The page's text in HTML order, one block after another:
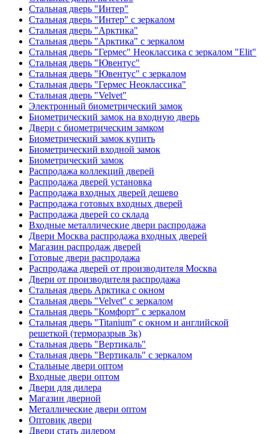
Стальная дверь "Интер"
Стальная дверь "Интер" с зеркалом
Стальная дверь "Арктика"
Стальная дверь "Арктика" с зеркалом
Стальная дверь "Гермес" Неоклассика с зеркалом "Elit"
Стальная дверь "Ювентус"
Стальная дверь "Ювентус" с зеркалом
Стальная дверь "Гермес Неоклассика"
Стальная дверь "Velvet"
Электронный биометрический замок
Биометрический замок на входную дверь
Двери с биометрическим замком
Биометрический замок купить
Биометрический входной замок
Биометрический замок
Распродажа коллекций дверей
Распродажа дверей установка
Распродажа входных дверей дешево
Распродажа готовых входных дверей
Распродажа дверей со склада
Входные металлические двери распродажа
Двери Москва распродажа входных дверей
Магазин распродаж дверей
Готовые двери распродажа
Распродажа дверей от производителя Москва
Двери от производителя распродажа
Стальная дверь Арктика с окном
Стальная дверь "Velvet" с зеркалом
Стальная дверь "Комфорт" с зеркалом
Стальная дверь "Titanium" с окном и английской
решеткой (терморазрыв 3к)
Стальная дверь "Вертикаль"
Стальная дверь "Вертикаль" с зеркалом
Стальные двери оптом
Входные двери оптом
Двери для дилера
Магазин дверной
Металлические двери оптом
Оптовик двери
Двери стать дилером